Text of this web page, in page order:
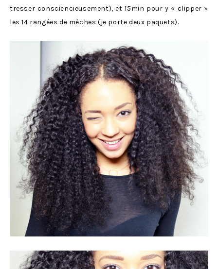
tresser consciencieusement), et 15min pour y « clipper »
les 14 rangées de mèches (je porte deux paquets).